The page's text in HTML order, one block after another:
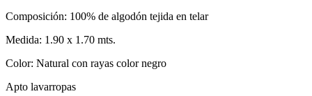
Composición: 100% de algodón tejida en telar
Medida: 1.90 x 1.70 mts.
Color: Natural con rayas color negro
Apto lavarropas